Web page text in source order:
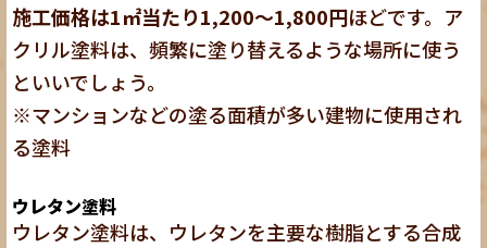
施工価格は1㎡当たり1,200～1,800円ほどです。ア
クリル塗料は、頻繁に塗り替えるような場所に使う
といいでしょう。
※マンションなどの塗る面積が多い建物に使用され
る塗料
ウレタン塗料
ウレタン塗料は、ウレタンを主要な樹脂とする合成